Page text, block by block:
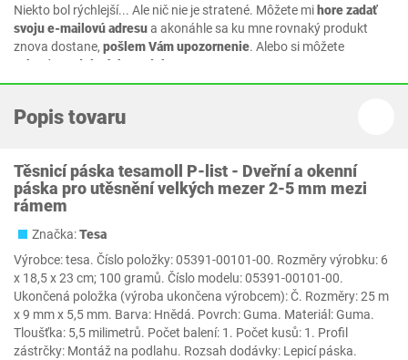
Niekto bol rýchlejší... Ale nič nie je stratené. Môžete mihore zadať
svoju e-mailovú adresua akonáhle sa ku mne rovnaký produkt
znova dostane, pošlem Vám upozornenie. Alebo si môžete
vybrať z podobných produktov.
Popis tovaru
Těsnicí páska tesamoll P-list - Dveřní a okenní
páska pro utěsnění velkých mezer 2-5 mm mezi
rámem
Značka:Tesa
Výrobce: tesa. Číslo položky: 05391-00101-00. Rozměry výrobku: 6
x 18,5 x 23 cm; 100 gramů. Číslo modelu: 05391-00101-00.
Ukončená položka (výroba ukončena výrobcem): Č. Rozměry: 25 m
x 9 mm x 5,5 mm. Barva: Hnědá. Povrch: Guma. Materiál: Guma.
Tloušťka: 5,5 milimetrů. Počet balení: 1. Počet kusů: 1. Profil
zástrčky: Montáž na podlahu. Rozsah dodávky: Lepicí páska.